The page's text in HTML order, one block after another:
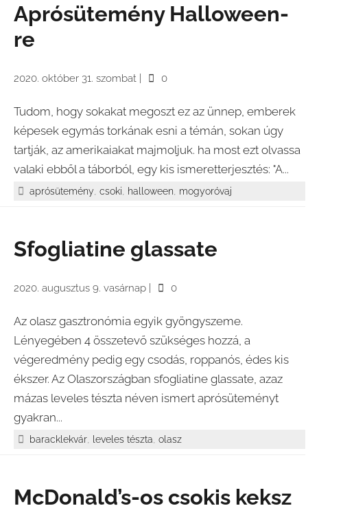
Aprósütemény Halloween-
re
2020. október 31. szombat 0
Tudom, hogy sokakat megoszt ez az ünnep, emberek
képesek egymás torkának esni a témán, sokan úgy
tartják, az amerikaiakat majmoljuk. ha most ezt olvassa
valaki ebből a táborból, egy kis ismeretterjesztés: "A...
aprósütemény,csoki, halloween, mogyoróvaj
Sfogliatine glassate
2020. augusztus 9. vasárnap 0
Az olasz gasztronómia egyik gyöngyszeme.
Lényegében 4 összetevő szükséges hozzá, a
végeredmény pedig egy csodás, roppanós, édes kis
ékszer. Az Olaszországban sfogliatine glassate, azaz
mázas leveles tészta néven ismert aprósüteményt
gyakran...
baracklekvár, leveles tészta,olasz
McDonald’s-os csokis keksz